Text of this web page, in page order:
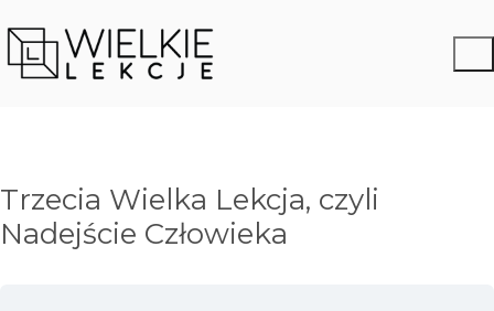
Trzecia Wielka Lekcja, czyli
Nadejście Człowieka